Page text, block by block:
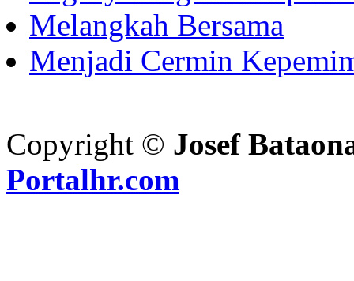
Melangkah Bersama
Menjadi Cermin
Copyright © Josef
Portalhr.com